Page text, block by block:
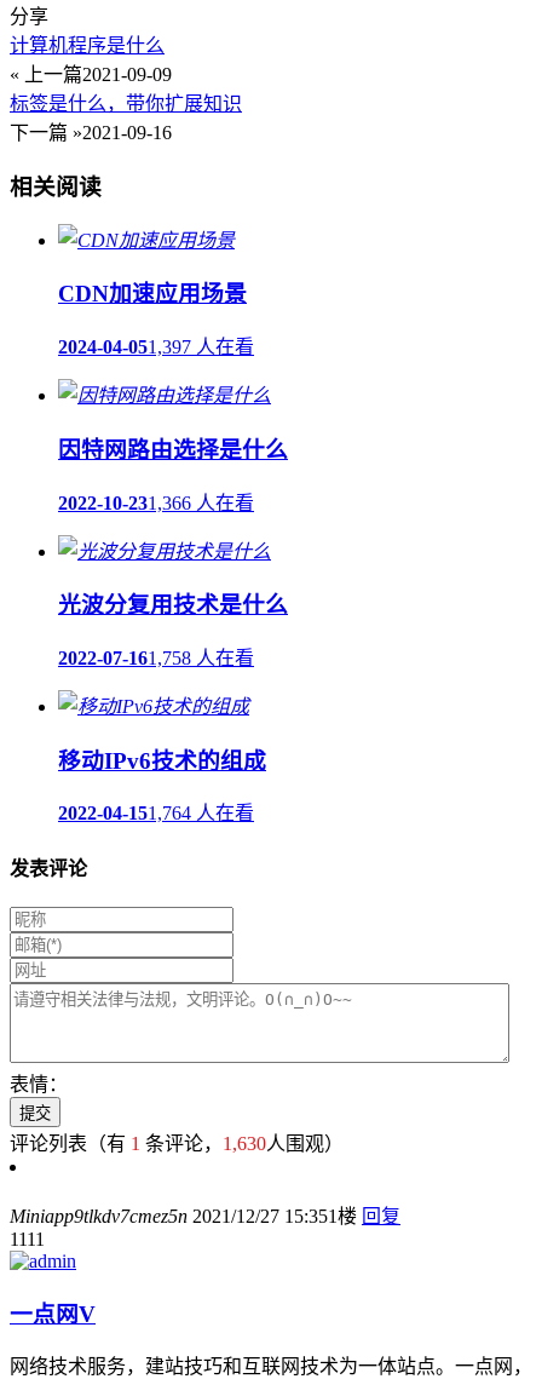
分享
计算机程序是什么
« 上一篇2021-09-09
标签是什么，带你扩展知识
下一篇 »2021-09-16
相关阅读
CDN加速应用场景
2024-04-051,397 人在看
因特网路由选择是什么
2022-10-231,366 人在看
光波分复用技术是什么
2022-07-161,758 人在看
移动IPv6技术的组成
2022-04-151,764 人在看
发表评论
表情：
评论列表 （有 1 条评论， 1,630人围观）
Miniapp9tlkdv7cmez5n 2021/12/27 15:351楼 回复
1111
一点网V
网络技术服务，建站技巧和互联网技术为一体站点。一点网，